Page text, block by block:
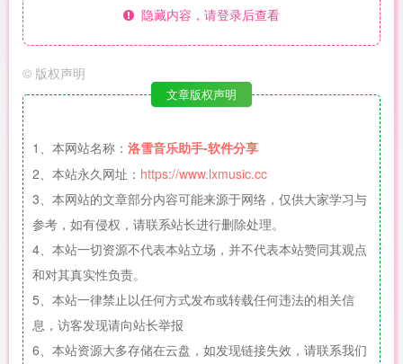
隐藏内容，请登录后查看
© 版权声明
文章版权声明
1、本网站名称： 洛雪音乐助手-软件分享
2、本站永久网址： https://www.lxmusic.cc
3、本网站的文章部分内容可能来源于网络，仅供大家学习与
参考，如有侵权，请联系站长进行删除处理。
4、本站一切资源不代表本站立场，并不代表本站赞同其观点
和对其真实性负责。
5、本站一律禁止以任何方式发布或转载任何违法的相关信
息，访客发现请向站长举报
6、本站资源大多存储在云盘，如发现链接失效，请联系我们